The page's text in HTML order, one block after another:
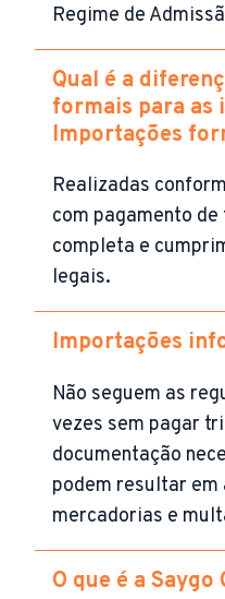
Regime de
Qual é a
formais para as
Importações
Realizadas
com pagamento
completa e
legais.
Importações
Não seguem as
vezes sem pagar
documentação
podem resultar em
mercadorias e
O que é a Saygo